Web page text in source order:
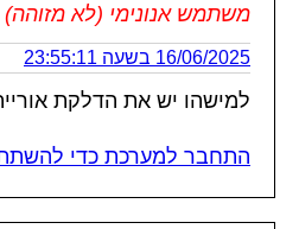
משתמש אנונימי (לא מזוהה)
16/06/2025 בשעה 23:55:11
למישהו יש את הדלקת
התחבר למערכת כדי